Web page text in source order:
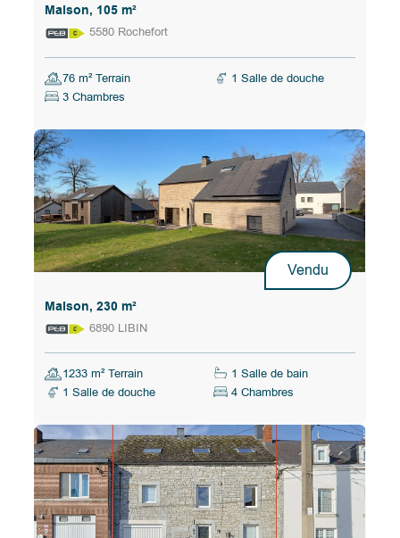
Maison, 105 m²
5580 Rochefort
76 m² Terrain
1 Salle de douche
3 Chambres
Vendu
Maison, 230 m²
6890 LIBIN
1233 m² Terrain
1 Salle de bain
1 Salle de douche
4 Chambres